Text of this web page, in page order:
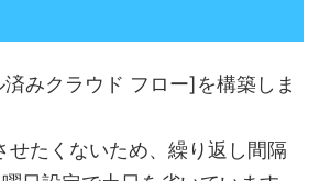
みクラウド フロー]を構築しま
せたくないため、繰り返し間隔